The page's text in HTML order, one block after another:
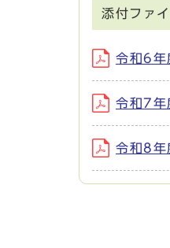
添付ファ
令和6
令和7
令和8